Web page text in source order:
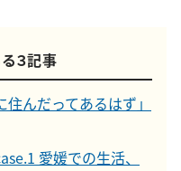
３記事
んだってあるはず」
愛媛での生活、